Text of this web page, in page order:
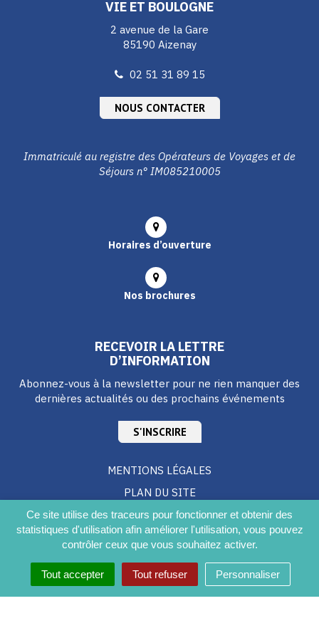
Ce site utilise des traceurs pour fonctionner et obtenir des
statistiques d'utilisation afin améliorer l'utilisation, vous pouvez
contrôler ceux que vous souhaitez activer.
Tout accepter Tout refuser Personnaliser
VIE ET BOULOGNE
2 avenue de la Gare
85190 Aizenay
02 51 31 89 15
NOUS CONTACTER
Immatriculé au registre des Opérateurs de Voyages et de
Séjours n° IM085210005
Horaires d’ouverture
Nos brochures
RECEVOIR LA LETTRE
D’INFORMATION
Abonnez-vous à la newsletter pour ne rien manquer des
dernières actualités ou des prochains événements
S'INSCRIRE
MENTIONS LÉGALES
PLAN DU SITE
CRÉDITS
ACCESSIBILITÉ DU SITE